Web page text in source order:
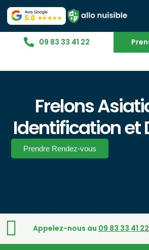
09 83 33 41 22
Frelons
Identification et
Prendre Rendez-vous
Appelez-nous au 09 83 33 41 22